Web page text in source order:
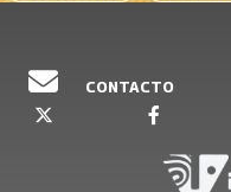
CONTACTO